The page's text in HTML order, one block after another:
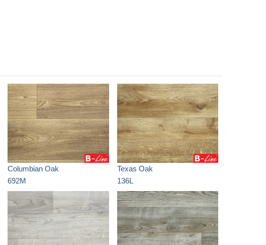
Columbian Oak
692M
Texas Oak
136L